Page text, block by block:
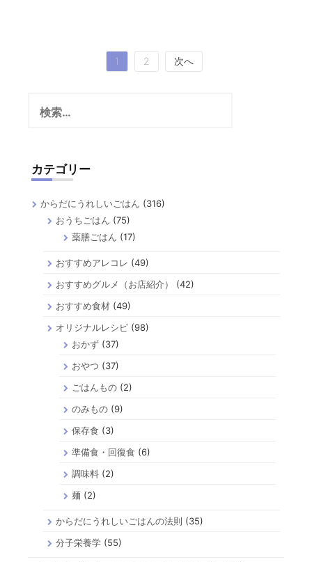
の
ジ
送
1 2 次へ
カテゴリー
からだにうれしいごはん (316)
おうちごはん (75)
薬膳ごはん (17)
おすすめアレコレ (49)
おすすめグルメ（お店紹介）
(42)
おすすめ食材 (49)
オリジナルレシピ (98)
おかず(37)
おやつ (37)
ごはんもの(2)
のみもの(9)
保存食 (3)
準備食・回復食 (6)
調味料(2)
麺 (2)
からだにうれしいごはんの法則 (35)
分子栄養学 (55)